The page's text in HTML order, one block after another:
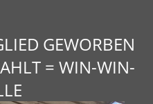
GEWORBEN
= WIN-WIN-